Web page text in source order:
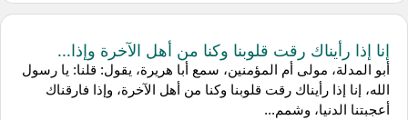
إنا إذا رأيناك رقت قلوبنا وكنا من أهل الآخرة وإذا...
أبو المدلة، مولى أم المؤمنين، سمع أبا هريرة، يقول: قلنا: يا رسول
الله، إنا إذا رأيناك رقت قلوبنا وكنا من أهل الآخرة، وإذا فارقناك
أعجبتنا الدنيا، وشمم...